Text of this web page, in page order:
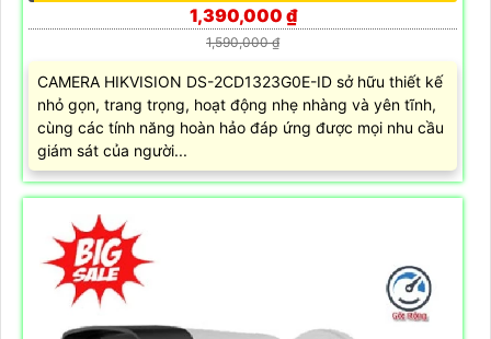
1,390,000 ₫
1,590,000 ₫
CAMERA HIKVISION DS-2CD1323G0E-ID sở hữu thiết kế
nhỏ gọn, trang trọng, hoạt động nhẹ nhàng và yên tĩnh,
cùng các tính năng hoàn hảo đáp ứng được mọi nhu cầu
giám sát của người...